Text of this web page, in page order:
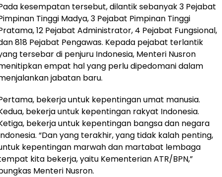
kesempatan tersebut, dilantik sebanyak 3 Pejabat
Tinggi Madya, 3 Pejabat Pimpinan Tinggi
12 Pejabat Administrator, 4 Pejabat Fungsional,
818 Pejabat Pengawas. Kepada pejabat terlantik
tersebar di penjuru Indonesia, Menteri Nusron
empat hal yang perlu dipedomani dalam
jabatan baru.
bekerja untuk kepentingan umat manusia.
bekerja untuk kepentingan rakyat Indonesia.
bekerja untuk kepentingan bangsa dan negara
“Dan yang terakhir, yang tidak kalah penting,
kepentingan marwah dan martabat lembaga
kita bekerja, yaitu Kementerian ATR/BPN,”
Menteri Nusron.